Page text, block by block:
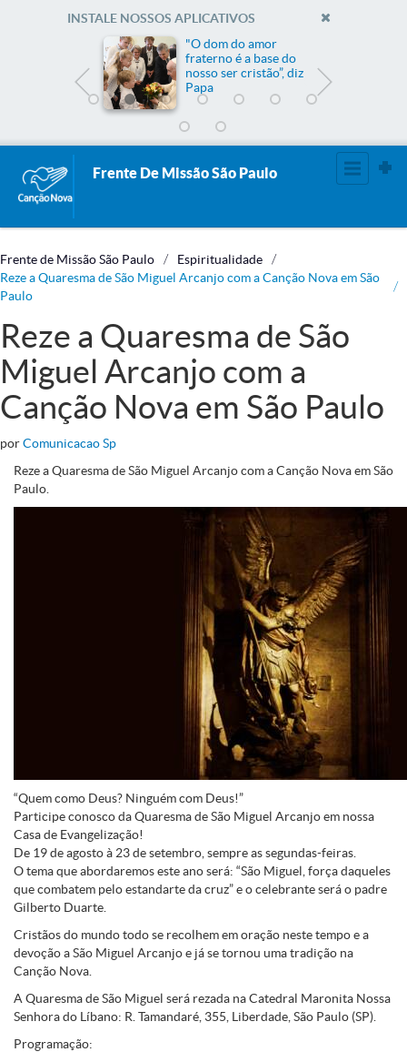
INSTALE NOSSOS APLICATIVOS
"O dom do amor
fraterno é a base do
nosso ser cristão”, diz
Papa
Frente De Missão São Paulo
Frente de Missão São Paulo
Espiritualidade
Reze a Quaresma de São Miguel Arcanjo com a Canção Nova em São
Paulo
Reze a Quaresma de São
Miguel Arcanjo com a
Canção Nova em São Paulo
porComunicacao Sp
Reze a Quaresma de São Miguel Arcanjo com a Canção Nova em São
Paulo.
“Quem como Deus? Ninguém com Deus!”
Participe conosco da Quaresma de São Miguel Arcanjo em nossa
Casa de Evangelização!
De 19 de agosto à 23 de setembro, sempre as segundas-feiras.
O tema que abordaremos este ano será: “São Miguel, força daqueles
que combatem pelo estandarte da cruz” e o celebrante será o padre
Gilberto Duarte.
Cristãos do mundo todo se recolhem em oração neste tempo e a
devoção a São Miguel Arcanjo e já se tornou uma tradição na
Canção Nova.
A Quaresma de São Miguel será rezada na Catedral Maronita Nossa
Senhora do Líbano: R. Tamandaré, 355, Liberdade, São Paulo (SP).
Programação: